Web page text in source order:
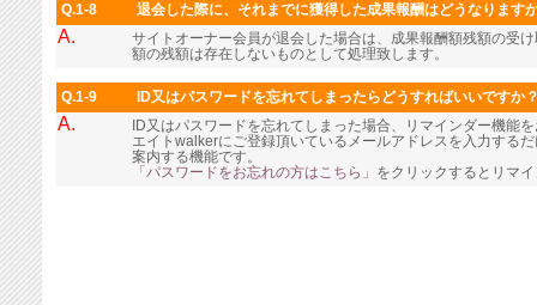
Q.1-8 退会した際に、それまでに獲得した成果報酬はどうなります
A.
サイトオーナー会員が退会した場合は、成果報酬額残額の受
額の残額は存在しないものとして処理致します。
Q.1-9 ID又はパスワードを忘れてしまったらどうすればいいですか
A.
ID又はパスワードを忘れてしまった場合、リマインダー機能
エイトwalkerにご登録頂いているメールアドレスを入力する
案内する機能です。
「パスワードをお忘れの方はこちら」 をクリックするとリマ